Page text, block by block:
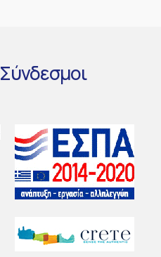
Σύνδεσμοι